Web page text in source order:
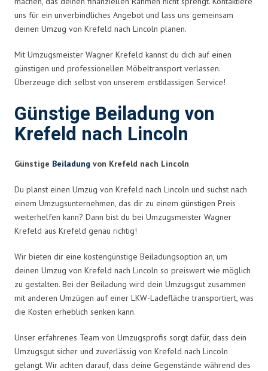
uns für ein unverbindliches Angebot und lass uns gemeinsam
deinen Umzug von Krefeld nach Lincoln planen.
Mit Umzugsmeister Wagner Krefeld kannst du dich auf einen
günstigen und professionellen Möbeltransport verlassen.
Überzeuge dich selbst von unserem erstklassigen Service!
Günstige Beiladung von
Krefeld nach Lincoln
Günstige Beiladung von Krefeld nach Lincoln
Du planst einen Umzug von Krefeld nach Lincoln und suchst nach
einem Umzugsunternehmen, das dir zu einem günstigen Preis
weiterhelfen kann? Dann bist du bei Umzugsmeister Wagner
Krefeld aus Krefeld genau richtig!
Wir bieten dir eine kostengünstige Beiladungsoption an, um
deinen Umzug von Krefeld nach Lincoln so preiswert wie möglich
zu gestalten. Bei der Beiladung wird dein Umzugsgut zusammen
mit anderen Umzügen auf einer LKW-Ladefläche transportiert, was
die Kosten erheblich senken kann.
Unser erfahrenes Team von Umzugsprofis sorgt dafür, dass dein
Umzugsgut sicher und zuverlässig von Krefeld nach Lincoln
gelangt. Wir achten darauf, dass deine Gegenstände während des